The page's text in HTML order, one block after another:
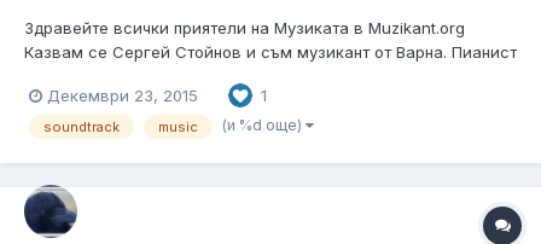
Здравейте всички приятели на Музиката в Muzikant.org
Казвам се Сергей Стойнов и съм музикант от Варна. Пианист
инструмент. Днес 20 декември се навършва 1 месец от
пускането на моят инструментален албум Christmas Hope.
Декември 23, 2015 1
soundtrack music (и %d още)